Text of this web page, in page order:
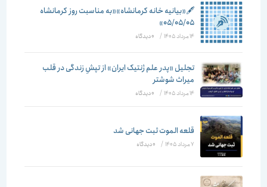
🖋️«بیانیه خانه کرمانشاه»«به مناسبت روز کرمانشاه
۰۵/۰۵/۰۵»
14 مرداد 1405 / ۰ دیدگاه
تجلیل «پدر علم ژنتیک ایران» از تپشِ زندگی در قلب
میراث شوشتر
14 مرداد 1405 / ۰ دیدگاه
قلعه الموت ثبت جهانی شد
7 مرداد 1405 / ۰ دیدگاه